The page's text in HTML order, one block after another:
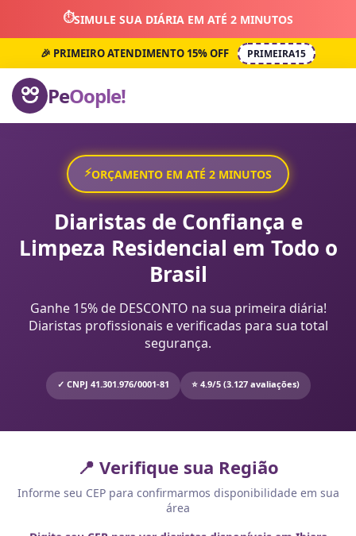
⏱️SIMULE SUA DIÁRIA EM ATÉ 2 MINUTOS
🎉 PRIMEIRO ATENDIMENTO 15% OFF PRIMEIRA15
PeOople!
⚡ORÇAMENTO EM ATÉ 2 MINUTOS
Diaristas de Confiança e
Limpeza Residencial em Todo o
Brasil
Ganhe 15% de DESCONTO na sua primeira diária!
Diaristas profissionais e verificadas para sua total
segurança.
✓ CNPJ 41.301.976/0001-81 ⭐ 4.9/5 (3.127 avaliações)
📍 Verifique sua Região
Informe seu CEP para confirmarmos disponibilidade em sua
área